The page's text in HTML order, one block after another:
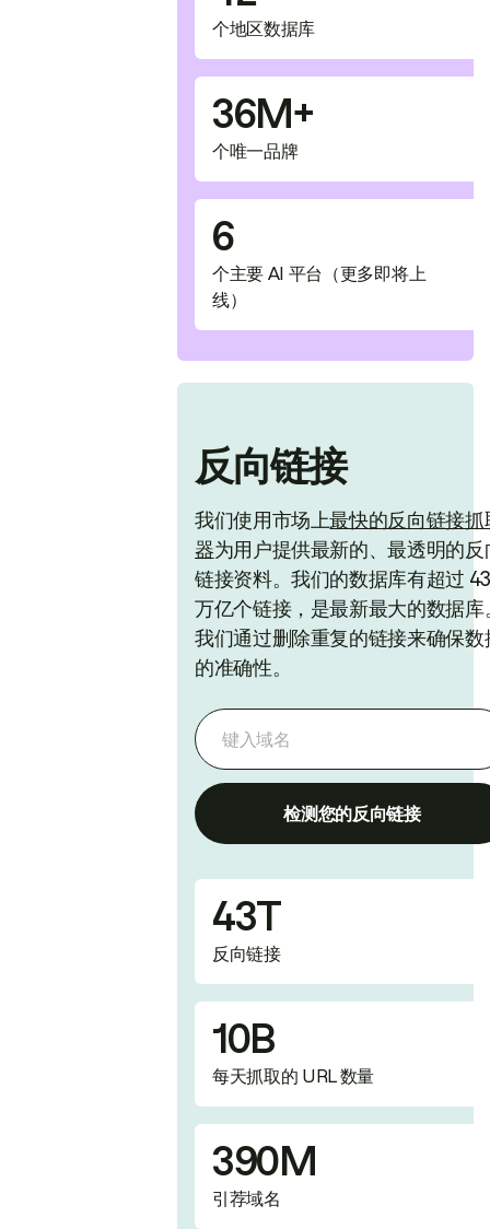
个地区数据库
36M+
个唯一品牌
6
个主要 AI 平台（更多即将上
线）
反向链接
我们使用市场上最快的反向链接抓
器为用户提供最新的、最透明的反
链接资料。我们的数据库有超过 43
万亿个链接，是最新最大的数据库
我们通过删除重复的链接来确保数
的准确性。
检测您的反向链接
43T
反向链接
10B
每天抓取的 URL 数量
390M
引荐域名